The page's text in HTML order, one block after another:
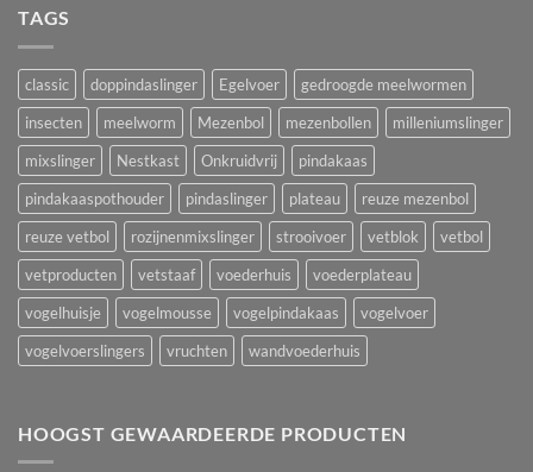
TAGS
classic doppindaslinger Egelvoer
gedroogde meelwormen
insecten
meelworm Mezenbol mezenbollen
milleniumslinger
mixslinger
Nestkast Onkruidvrij
pindakaas
pindakaaspothouder
pindaslinger plateau
reuze mezenbol
reuze vetbol
rozijnenmixslinger strooivoer vetblok
vetbol
vetproducten
vetstaaf voederhuis
voederplateau
vogelhuisje
vogelmousse vogelpindakaas
vogelvoer
vogelvoerslingers
vruchten wandvoederhuis
HOOGST GEWAARDEERDE PRODUCTEN